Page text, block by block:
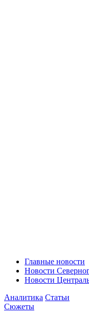
Главные новости
Новости
Новости
Аналитика Статьи
Сюжеты